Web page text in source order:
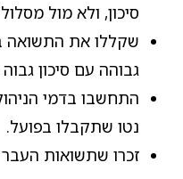
סיכון, ולא מול
שקללו את התשואה
גבוהה עם סיכון
התחשבו בדמי
נטו שתקבלו בפועל.
זכרו שתשואות העבר